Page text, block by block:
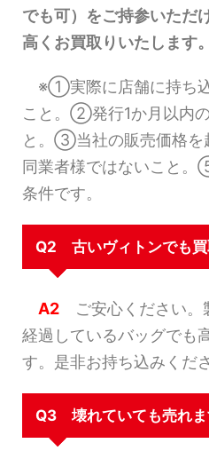
でも可）をご持参いただ
高くお買取りいたします
※①実際に店舗に持ち
こと。②発行1か月以内
と。③当社の販売価格
同業者様ではないこと
条件です。
Q2 古いヴィトンでも買
A2 ご安心ください。
経過しているバッグでも
す。是非お持ち込みくだ
Q3 壊れていても売れま